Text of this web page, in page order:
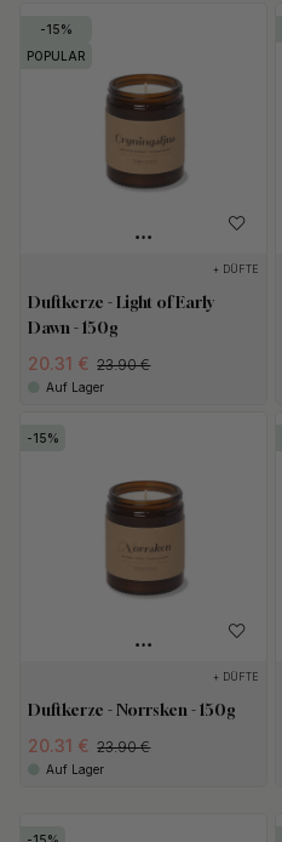
15
POPULAR
+ DÜFTE
Duftkerze - Light of Early
Dawn - 150g
20.31 € 23.90 €
Auf Lager
15
+ DÜFTE
Duftkerze - Norrsken - 150g
20.31 € 23.90 €
Auf Lager